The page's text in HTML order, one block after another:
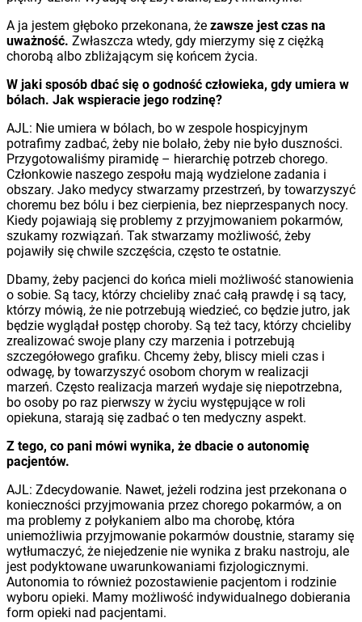
A ja jestem głęboko przekonana, że zawsze jest czas na
uważność. Zwłaszcza wtedy, gdy mierzymy się z ciężką
chorobą albo zbliżającym się końcem życia.
W jaki sposób dbać się o godność człowieka, gdy umiera w
bólach. Jak wspieracie jego rodzinę?
AJL: Nie umiera w bólach, bo w zespole hospicyjnym
potrafimy zadbać, żeby nie bolało, żeby nie było duszności.
Przygotowaliśmy piramidę – hierarchię potrzeb chorego.
Członkowie naszego zespołu mają wydzielone zadania i
obszary. Jako medycy stwarzamy przestrzeń, by towarzyszyć
choremu bez bólu i bez cierpienia, bez nieprzespanych nocy.
Kiedy pojawiają się problemy z przyjmowaniem pokarmów,
szukamy rozwiązań. Tak stwarzamy możliwość, żeby
pojawiły się chwile szczęścia, często te ostatnie.
Dbamy, żeby pacjenci do końca mieli możliwość stanowienia
o sobie. Są tacy, którzy chcieliby znać całą prawdę i są tacy,
którzy mówią, że nie potrzebują wiedzieć, co będzie jutro, jak
będzie wyglądał postęp choroby. Są też tacy, którzy chcieliby
zrealizować swoje plany czy marzenia i potrzebują
szczegółowego grafiku. Chcemy żeby, bliscy mieli czas i
odwagę, by towarzyszyć osobom chorym w realizacji
marzeń. Często realizacja marzeń wydaje się niepotrzebna,
bo osoby po raz pierwszy w życiu występujące w roli
opiekuna, starają się zadbać o ten medyczny aspekt.
Z tego, co pani mówi wynika, że dbacie o autonomię
pacjentów.
AJL: Zdecydowanie. Nawet, jeżeli rodzina jest przekonana o
konieczności przyjmowania przez chorego pokarmów, a on
ma problemy z połykaniem albo ma chorobę, która
uniemożliwia przyjmowanie pokarmów doustnie, staramy się
wytłumaczyć, że niejedzenie nie wynika z braku nastroju, ale
jest podyktowane uwarunkowaniami fizjologicznymi.
Autonomia to również pozostawienie pacjentom i rodzinie
wyboru opieki. Mamy możliwość indywidualnego dobierania
form opieki nad pacjentami.